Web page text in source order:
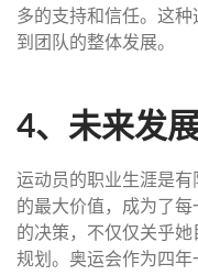
多的支持和信任。这
到团队的整体发展。
4、未来发
运动员的职业生涯是
的最大价值，成为了
的决策，不仅仅关乎
规划。奥运会作为四